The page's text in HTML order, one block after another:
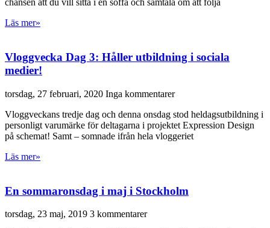
chansen att du vill sitta i en soffa och samtala om att följa
Läs mer»
Vloggvecka Dag 3: Håller utbildning i sociala
medier!
torsdag, 27 februari, 2020 Inga kommentarer
Vloggveckans tredje dag och denna onsdag stod heldagsutbildning i
personligt varumärke för deltagarna i projektet Expression Design
på schemat! Samt – somnade ifrån hela vloggeriet
Läs mer»
En sommaronsdag i maj i Stockholm
torsdag, 23 maj, 2019 3 kommentarer